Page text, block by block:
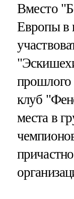
Вместо
Европы в
прошлого
клуб
места в